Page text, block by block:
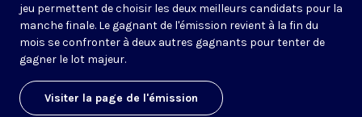
jeu permettent de choisir les deux meilleurs candidats pour la
manche finale. Le gagnant de l'émission revient à la fin du
mois se confronter à deux autres gagnants pour tenter de
gagner le lot majeur.
Visiter la page de l'émission